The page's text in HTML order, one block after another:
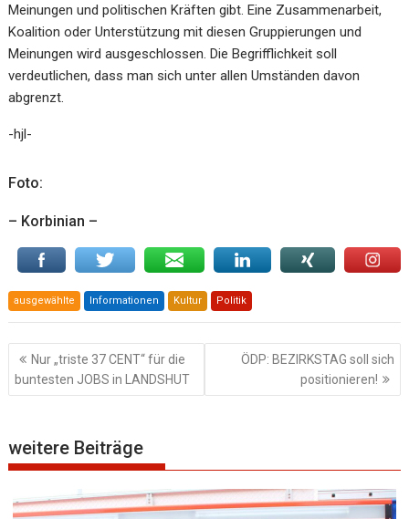
Meinungen und politischen Kräften gibt. Eine Zusammenarbeit,
Koalition oder Unterstützung mit diesen Gruppierungen und
Meinungen wird ausgeschlossen. Die Begrifflichkeit soll
verdeutlichen, dass man sich unter allen Umständen davon
abgrenzt.
-hjl-
Foto:
– Korbinian –
ausgewählte Informationen Kultur Politik
Beitragsnavigation
Nur „triste 37 CENT“ für die
buntesten JOBS in LANDSHUT
ÖDP: BEZIRKSTAG soll sich
positionieren!
weitere Beiträge